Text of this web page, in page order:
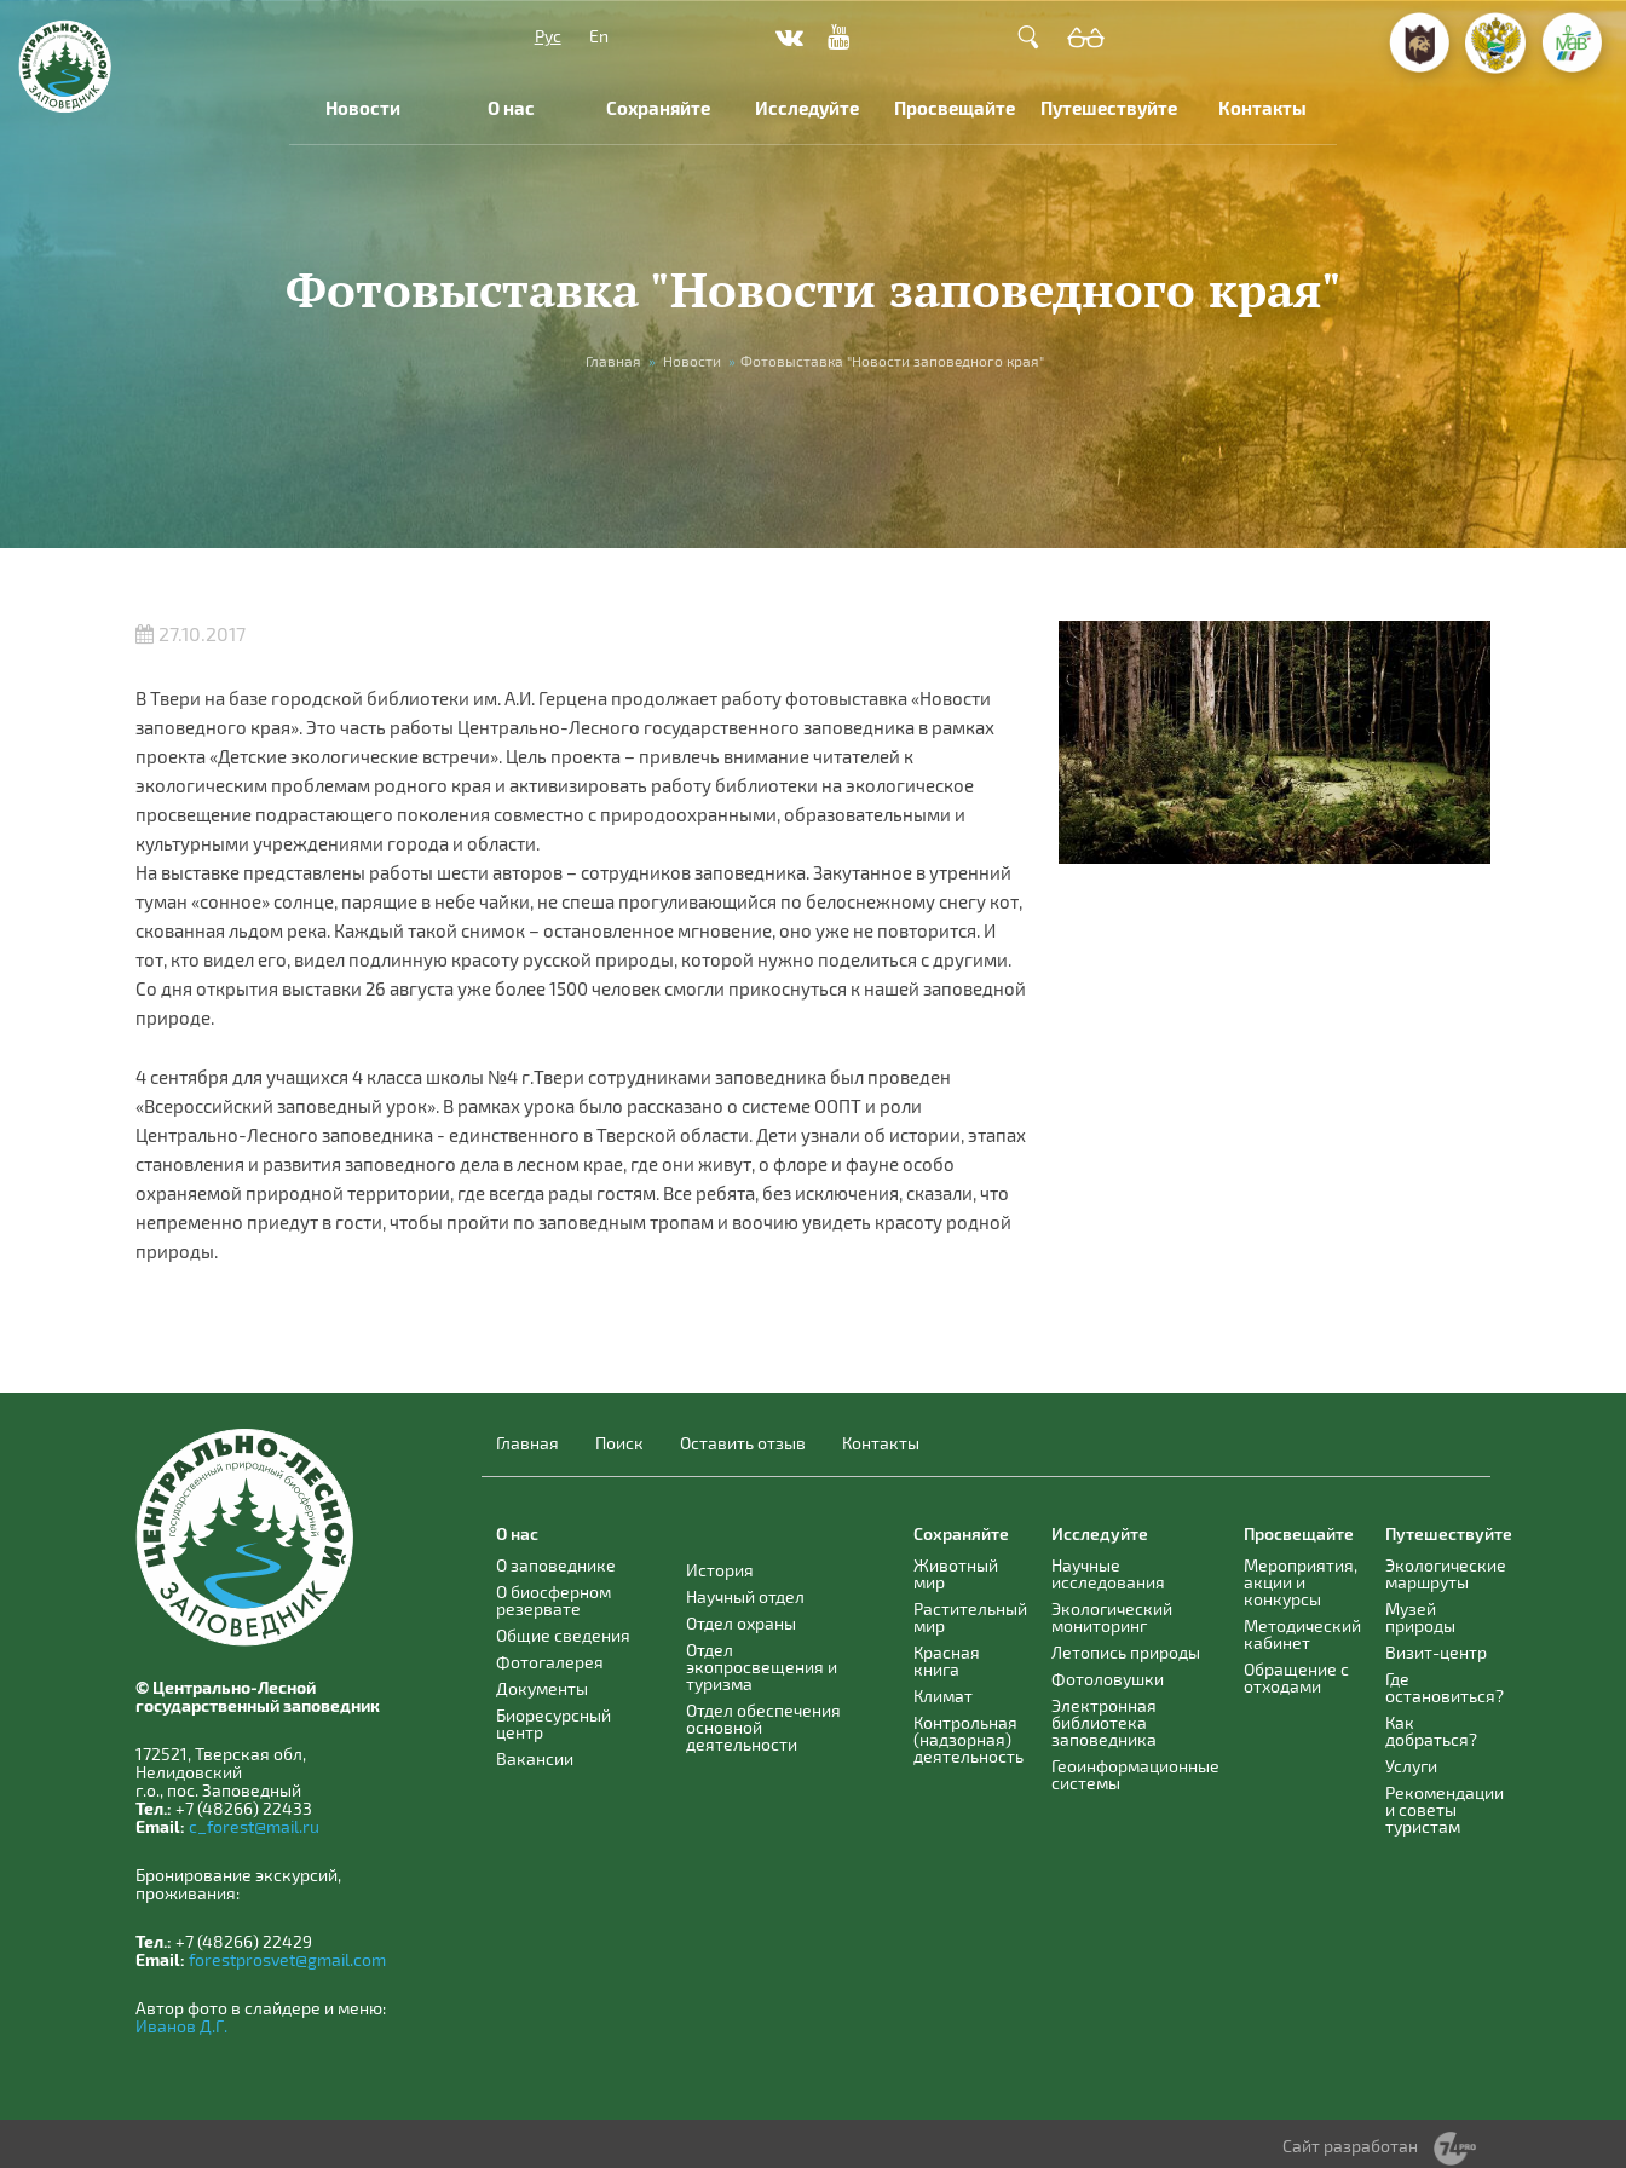
Рус
En
Новости О нас Сохраняйте Исследуйте Просвещайте Путешествуйте Контакты
Фотовыставка "Новости заповедного края"
Главная » Новости » Фотовыставка "Новости заповедного края"
27.10.2017
В Твери на базе городской библиотеки им. А.И. Герцена продолжает работу фотовыставка «Новости
заповедного края». Это часть работы Центрально-Лесного государственного заповедника в рамках
проекта «Детские экологические встречи». Цель проекта – привлечь внимание читателей к
экологическим проблемам родного края и активизировать работу библиотеки на экологическое
просвещение подрастающего поколения совместно с природоохранными, образовательными и
культурными учреждениями города и области.
На выставке представлены работы шести авторов – сотрудников заповедника. Закутанное в утренний
туман «сонное» солнце, парящие в небе чайки, не спеша прогуливающийся по белоснежному снегу кот,
скованная льдом река. Каждый такой снимок – остановленное мгновение, оно уже не повторится. И
тот, кто видел его, видел подлинную красоту русской природы, которой нужно поделиться с другими.
Со дня открытия выставки 26 августа уже более 1500 человек смогли прикоснуться к нашей заповедной
природе.
4 сентября для учащихся 4 класса школы №4 г.Твери сотрудниками заповедника был проведен
«Всероссийский заповедный урок». В рамках урока было рассказано о системе ООПТ и роли
Центрально-Лесного заповедника - единственного в Тверской области. Дети узнали об истории, этапах
становления и развития заповедного дела в лесном крае, где они живут, о флоре и фауне особо
охраняемой природной территории, где всегда рады гостям. Все ребята, без исключения, сказали, что
непременно приедут в гости, чтобы пройти по заповедным тропам и воочию увидеть красоту родной
природы.
© Центрально-Лесной
государственный заповедник
172521, Тверская обл,
Нелидовский
г.о., пос. Заповедный
Тел.: +7 (48266) 22433
Email: c_forest@mail.ru
Бронирование экскурсий,
проживания:
Тел.: +7 (48266) 22429
Email: forestprosvet@gmail.com
Автор фото в слайдере и меню:
Иванов Д.Г.
Главная Поиск Оставить отзыв Контакты
О нас
О заповеднике
О биосферном
резервате
Общие сведения
Фотогалерея
Документы
Биоресурсный
центр
Вакансии
История
Научный отдел
Отдел охраны
Отдел
экопросвещения и
туризма
Отдел обеспечения
основной
деятельности
Сохраняйте
Животный
мир
Растительный
мир
Красная
книга
Климат
Контрольная
(надзорная)
деятельность
Исследуйте
Научные
исследования
Экологический
мониторинг
Летопись природы
Фотоловушки
Электронная
библиотека
заповедника
Геоинформационные
системы
Просвещайте
Мероприятия,
акции и
конкурсы
Методический
кабинет
Обращение с
отходами
Путешествуйте
Экологические
маршруты
Музей
природы
Визит-центр
Где
остановиться?
Как
добраться?
Услуги
Рекомендации
и советы
туристам
Сайт разработан